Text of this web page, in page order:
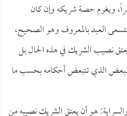
ويغرم حصة شريكه وإن كان
العبد بالمعروف وهو الصحيح،
نصيب الشريك في هذه الحال بل
الذي تتبعض أحكامه بحسب ما
هو أن يعتق الشريك نصيبه من